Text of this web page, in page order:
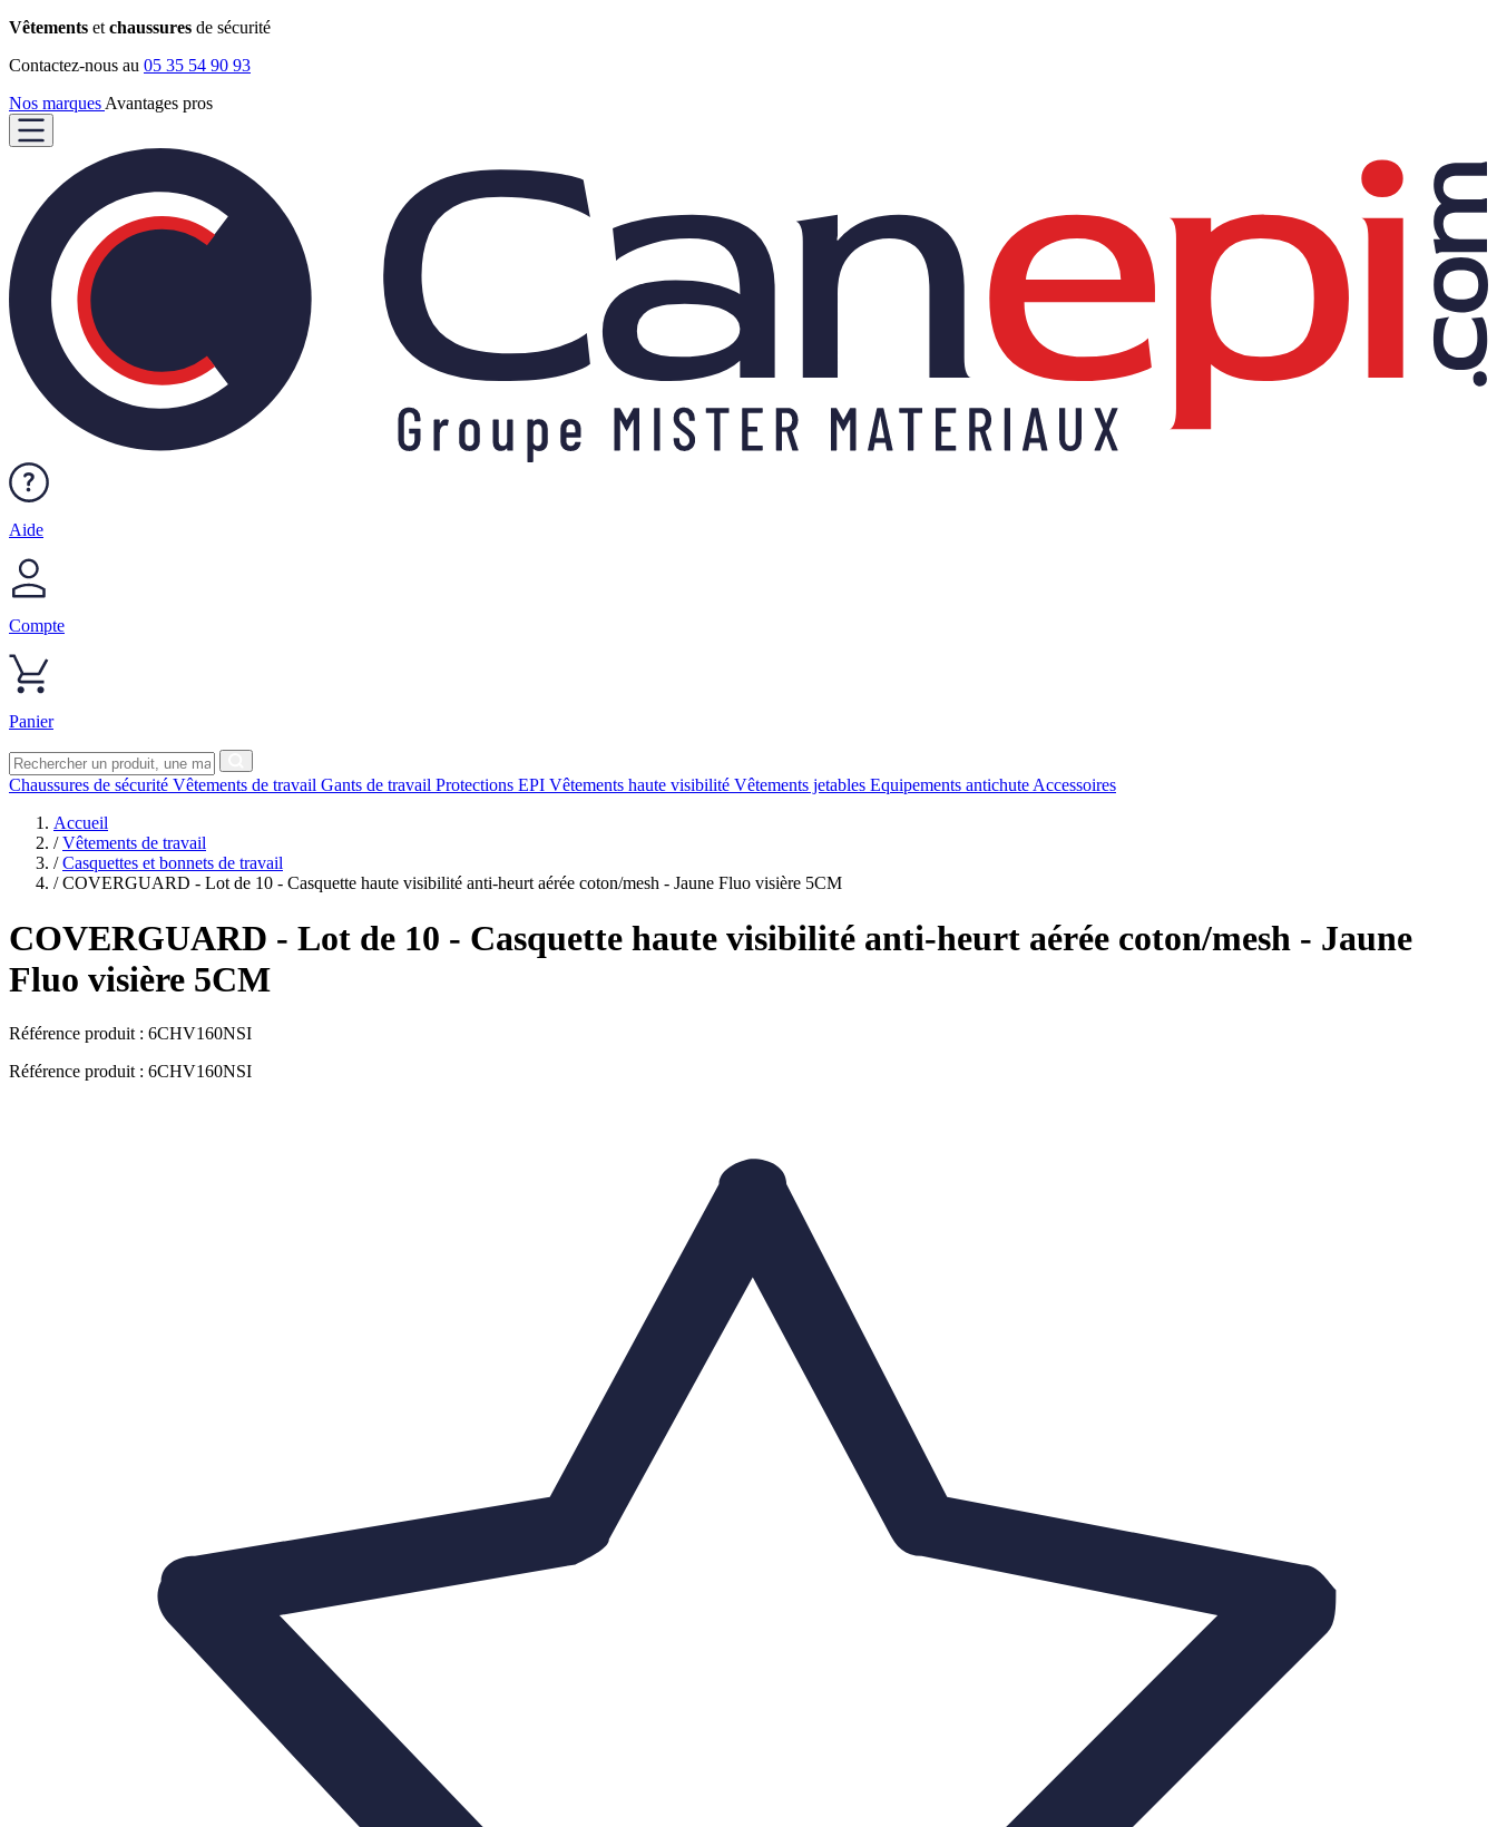
Vêtements et chaussures de sécurité
Contactez-nous au 05 35 54 90 93
Nos marques Avantages pros
Aide
Compte
Panier
Chaussures de sécurité Vêtements de travail Gants de travail Protections EPI Vêtements haute visibilité Vêtements jetables Equipements antichute Accessoires
Accueil
/ Vêtements de travail
/ Casquettes et bonnets de travail
/ COVERGUARD - Lot de 10 - Casquette haute visibilité anti-heurt aérée coton/mesh - Jaune Fluo visière 5CM
COVERGUARD - Lot de 10 - Casquette haute visibilité anti-heurt aérée coton/mesh - Jaune
Fluo visière 5CM
Référence produit : 6CHV160NSI
Référence produit : 6CHV160NSI